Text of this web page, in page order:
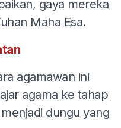
gaya mereka
Maha Esa.
agamawan ini
agama ke tahap
dungu yang